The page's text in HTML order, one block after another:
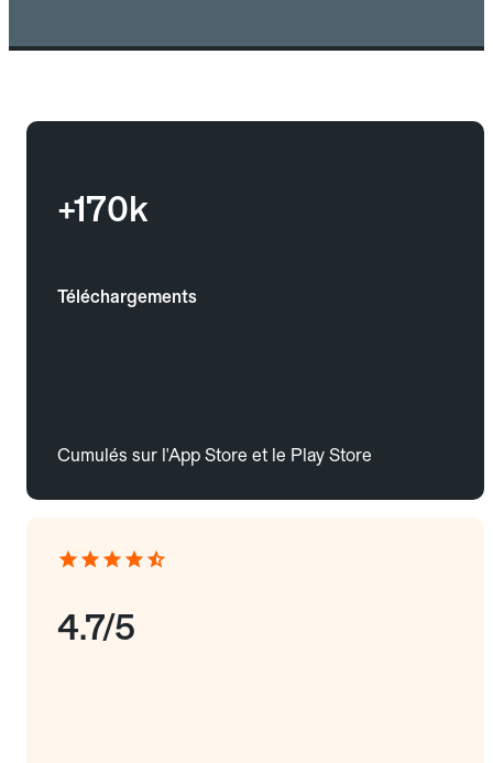
+170k
Téléchargements
Cumulés sur l'App Store et le Play Store
4.7/5